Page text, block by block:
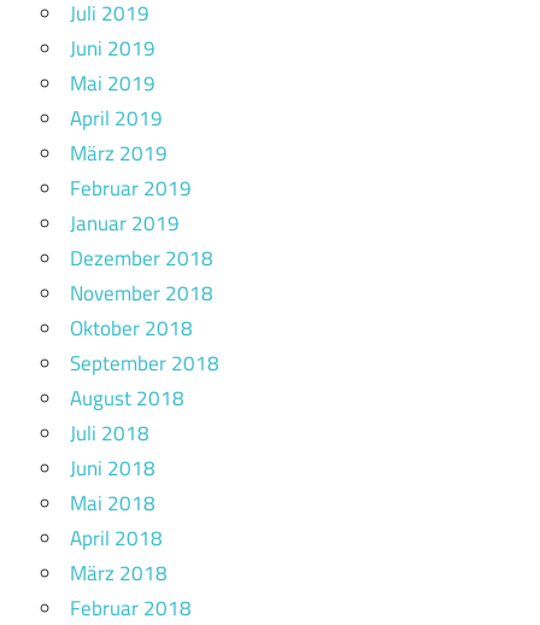
Juli 2019
Juni 2019
Mai 2019
April 2019
März 2019
Februar 2019
Januar 2019
Dezember 2018
November 2018
Oktober 2018
September 2018
August 2018
Juli 2018
Juni 2018
Mai 2018
April 2018
März 2018
Februar 2018